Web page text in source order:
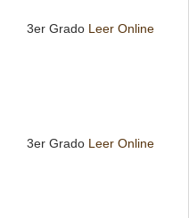
3er Grado Leer Online
3er Grado Leer Online